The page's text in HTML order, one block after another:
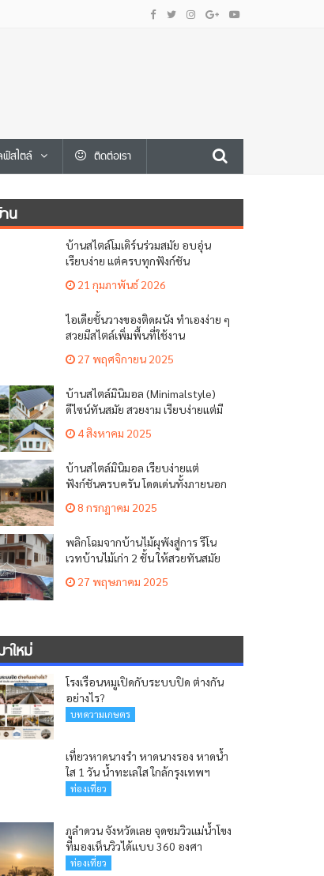
ฟ์สไตล์ ติดต่อเรา
น
บ้านสไตล์โมเดิร์นร่วมสมัย อบอุ่น
เรียบง่าย แต่ครบทุกฟังก์ชัน
21 กุมภาพันธ์ 2026
ไอเดียชั้นวางของติดผนัง ทำเองง่าย ๆ
สวยมีสไตล์เพิ่มพื้นที่ใช้งาน
27 พฤศจิกายน 2025
บ้านสไตล์มินิมอล (Minimalstyle)
ดีไซน์ทันสมัย สวยงาม เรียบง่ายแต่มี
เสน่ห์
4 สิงหาคม 2025
บ้านสไตล์มินิมอล เรียบง่ายแต่
ฟังก์ชันครบครัน โดดเด่นทั้งภายนอก
8 กรกฎาคม 2025
พลิกโฉมจากบ้านไม้ผุพังสู่การ รีโน
เวทบ้านไม้เก่า 2 ชั้น ให้สวยทันสมัย
27 พฤษภาคม 2025
าใหม่
โรงเรือนหมูเปิดกับระบบปิด ต่างกัน
อย่างไร?
บทความเกษตร
เที่ยวหาดนางรำ หาดนางรอง หาดน้ำ
ใส 1 วัน น้ำทะเลใส ใกล้กรุงเทพฯ
ท่องเที่ยว
ภูลำดวน จังหวัดเลย จุดชมวิวแม่น้ำโขง
ที่มองเห็นวิวได้แบบ 360 องศา
ท่องเที่ยว